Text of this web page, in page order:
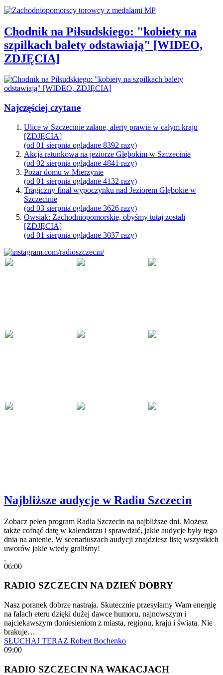
Chodnik na Piłsudskiego: "kobiety na
szpilkach balety odstawiają" [WIDEO,
ZDJĘCIA]
Najczęściej czytane
Ulice w Szczecinie zalane, alerty prawie w całym kraju
[ZDJĘCIA]
(od 01 sierpnia oglądane 8392 razy)
Akcja ratunkowa na jeziorze Głębokim w Szczecinie
(od 02 sierpnia oglądane 4841 razy)
Pożar domu w Mierzynie
(od 01 sierpnia oglądane 4132 razy)
Tragiczny finał wypoczynku nad Jeziorem Głębokie w
Szczecinie
(od 03 sierpnia oglądane 3626 razy)
Owsiak: Zachodniopomorskie, obyśmy tutaj zostali
[ZDJĘCIA]
(od 01 sierpnia oglądane 3037 razy)
Najbliższe audycje w Radiu Szczecin
Zobacz pełen program Radia Szczecin na najbliższe dni. Możesz
także cofnąć datę w kalendarzu i sprawdzić, jakie audycje były tego
dnia na antenie. W scenariuszach audycji znajdziesz listę wszystkich
uworów jakie wtedy graliśmy!
06:00
RADIO SZCZECIN NA DZIEŃ DOBRY
Nasz poranek dobrze nastraja. Skutecznie przesyłamy Wam energię
na falach eteru dzięki dużej dawce humoru, najnowszym i
najciekawszym doniesieniom z miasta, regionu, kraju i świata. Nie
brakuje…
SŁUCHAJ TERAZ Robert Bochenko
09:00
RADIO SZCZECIN NA WAKACJACH